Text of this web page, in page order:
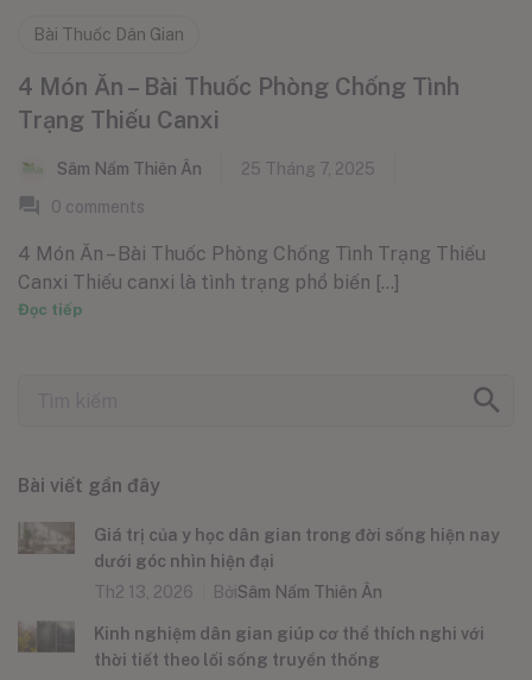
Bài Thuốc Dân Gian
4 Món Ăn – Bài Thuốc Phòng Chống Tình
Trạng Thiếu Canxi
Sâm Nấm Thiên Ân
25 Tháng 7, 2025
0 comments
4 Món Ăn – Bài Thuốc Phòng Chống Tình Trạng Thiếu
Canxi Thiếu canxi là tình trạng phổ biến [...]
Đọc tiếp
Bài viết gần đây
Giá trị của y học dân gian trong đời sống hiện nay
dưới góc nhìn hiện đại
Th2 13, 2026
BởiSâm Nấm Thiên Ân
Kinh nghiệm dân gian giúp cơ thể thích nghi với
thời tiết theo lối sống truyền thống